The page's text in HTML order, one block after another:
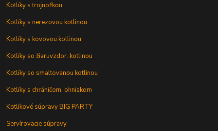
Kotlíky s trojnožkou
Kotlíky s nerezovou kotlinou
Kotlíky s kovovou kotlinou
Kotlíky so žiaruvzdor. kotlinou
Kotlíky so smaltovanou kotlinou
Kotlíky s chráničom, ohniskom
Kotlíkové súpravy BIG PARTY
Servírovacie súpravy